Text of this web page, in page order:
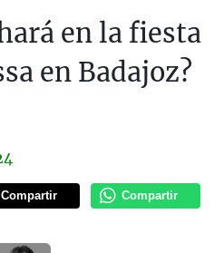
en la fiesta
en Badajoz?
Compartir Compartir